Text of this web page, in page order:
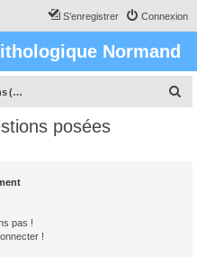
Connexion
S’enregistrer
Normand
Foire aux questions (Questions posées fréquemment)
posées
pas !
!